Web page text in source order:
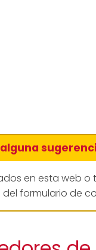
en esta web
formulario de